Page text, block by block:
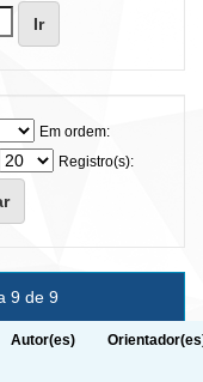
Em ordem:
Registro(s):
9 de 9
Autor(es)